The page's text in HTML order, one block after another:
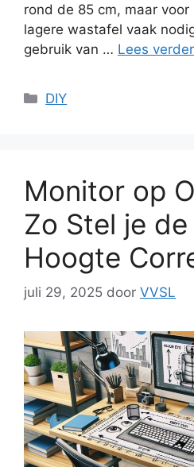
rond de 85 cm, maar voor
lagere wastafel vaak
gebruik van … Lees verder
Categorieën
DIY
Monitor op
Zo Stel je
Hoogte
juli 29, 2025 door VVSL